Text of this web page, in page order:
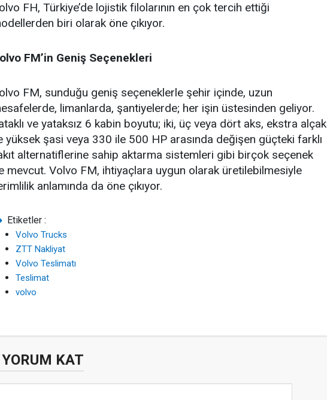
FH, Türkiye’de lojistik filolarının en çok tercih ettiği
biri olarak öne çıkıyor.
FM’in Geniş Seçenekleri
FM, sunduğu geniş seçeneklerle şehir içinde, uzun
limanlarda, şantiyelerde; her işin üstesinden geliyor.
ve yataksız 6 kabin boyutu; iki, üç veya dört aks, ekstra alçak
yüksek şasi veya 330 ile 500 HP arasında değişen güçteki farklı
alternatiflerine sahip aktarma sistemleri gibi birçok seçenek
mevcut. Volvo FM, ihtiyaçlara uygun olarak üretilebilmesiyle
anlamında da öne çıkıyor.
Etiketler :
Volvo Trucks
ZTT Nakliyat
Volvo Teslimatı
Teslimat
volvo
YORUM KAT